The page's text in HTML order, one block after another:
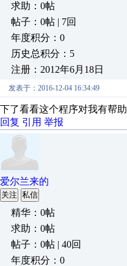
求助：0帖
帖子：0帖 | 7回
年度积分：0
历史总积分：5
注册：2012年6月18日
发表于：2016-12-04 16:34:49
下了看看这个程序对我有帮助
回复 引用 举报
爱尔兰来的
关注 私信
精华：0帖
求助：0帖
帖子：0帖 | 40回
年度积分：0